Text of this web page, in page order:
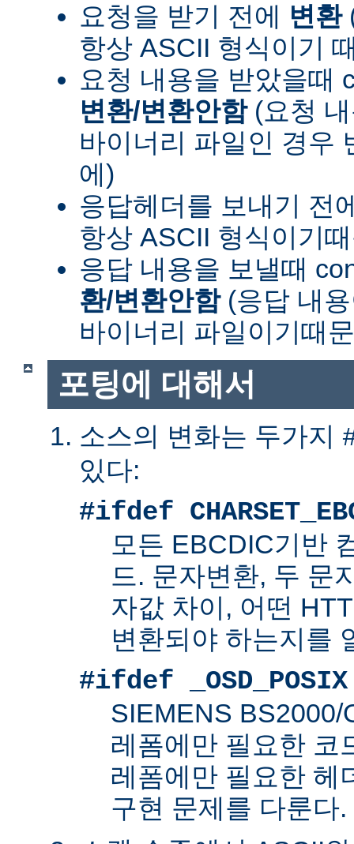
요청을 받기 전에
변환
항상 ASCII 형식이기
요청 내용을 받았을때
변환/변환안함(요청 내
바이너리 파일인 경우
에)
응답헤더를 보내기 전
항상 ASCII 형식이기
응답 내용을 보낼때
환/변환안함(응답 내
바이너리 파일이기때
포팅에 대해서
소스의 변화는 두가지
있다:
#ifdef
모든 EBCDIC기반
드. 문자변환, 두 문
자값 차이, 어떤
변환되야 하는지를
#ifdef _OSD_POSIX
SIEMENS BS2000/
레폼에만 필요한 코
레폼에만 필요한 헤
구현 문제를 다룬다.